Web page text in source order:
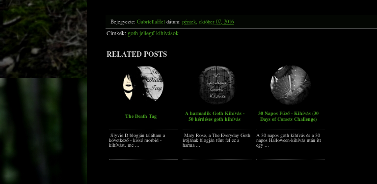
Bejegyezte: GabriellaHel dátum: péntek, október 07, 2016
Címkék: goth jellegű kihívások
RELATED POSTS
The Death Tag
Slyvie D blogján találtam a
következő - kissé morbid -
kihívást, me ...
A harmadik Goth Kihívás -
50 kérdéses goth kihívás
Mary Rose, a The Everyday Goth
írójának blogján tűnt fel ez a
harma ...
30 Napos Fűző - Kihívás (30
Days of Corsets Challenge)
A 30 napos goth kihívás és a 30
napos Halloween-kihívás után itt
egy ...